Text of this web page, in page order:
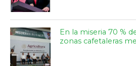
En la miseria 70 %
zonas cafetaleras